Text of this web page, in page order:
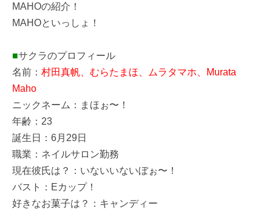
MAHOの紹介！
MAHOといっしょ！
■サクラのプロフィール
名前： 村田真帆、むらたまほ、ムラタマホ、Murata
Maho
ニックネーム：まほぉ〜！
年齢：23
誕生日：6月29日
職業：ネイルサロン勤務
現在彼氏は？：いないいないぼぉ〜！
バスト：Eカップ！
好きなお菓子は？：キャンディー